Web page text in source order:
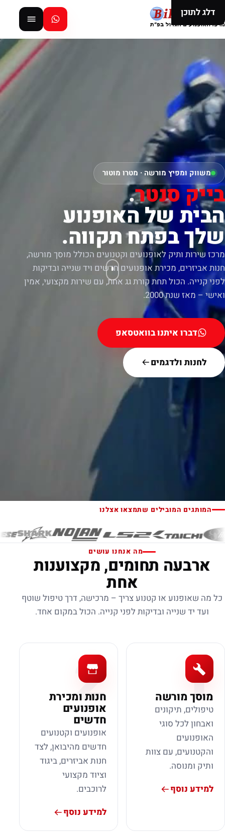
דלג לתוכן
משווק ומפיץ מורשה · מטרו מוטור
בייק סנטר.
הבית של האופנוע
שלך בפתח תקווה.
מרכז שירות ותיק לאופנועים וקטנועים הכולל מוסך מורשה,
חנות אביזרים, מכירת אופנועים חדשים ויד שנייה ובדיקות
לפני קנייה. הכול תחת קורת גג אחת, עם שירות מקצועי, אמין
ואישי – מאז שנת 2000.
דברו איתנו בוואטסאפ
לחנות ולדגמים
המותגים המובילים שתמצאו אצלנו
מה אנחנו עושים
ארבעה תחומים, מקצוענות
אחת
כל מה שאופנוע או קטנוע צריך – מרכישה, דרך טיפול שוטף
ועד יד שנייה ובדיקות לפני קנייה. הכול במקום אחד.
1
מוסך מורשה
טיפולים, תיקונים
ואבחון לכל סוגי
האופנועים
והקטנועים, עם צוות
ותיק ומנוסה.
למידע נוסף
2
חנות ומכירת
אופנועים
חדשים
אופנועים וקטנועים
חדשים מהיבואן, לצד
חנות אביזרים, ביגוד
וציוד מקצועי
לרוכבים.
למידע נוסף